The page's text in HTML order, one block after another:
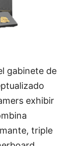
gabinete de
exhibir
triple